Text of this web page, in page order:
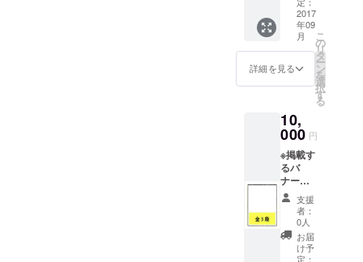
経済新聞ｅ
コマースサ
イト「にい
がた丸ごと
市場」で新
新潟の中小
企業にス
ポットを置
いた「にい
がた経済新
聞」が社長
や生産者に
り、当
社でバ
ナー作
成の必
要がな
い場合
・リ
アルし
たウェ
ブへの
バナー
広告が
２か月
間掲載
させて
頂きま
す。 ・
タブロ
2017
年09
月
詳細を見る
こ
の
リ
タ
ー
ン
を
選
択
す
る
10,
000 円
※掲載す
るバ
ナー
（縦75
ピクセ
ル×横
150ピク
セル）
がな
支援
者：
0人
お届
け予
定：